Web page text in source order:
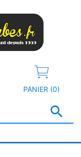

PANIER (0)